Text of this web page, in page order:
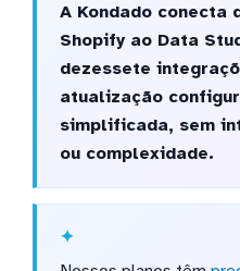
A Kondado conecta
Shopify ao Data
dezessete
atualização
simplificada, sem
ou complexidade.